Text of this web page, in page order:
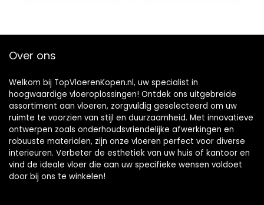
poppenhuis
Over ons
Welkom bij TopVloerenKopen.nl, uw specialist in
hoogwaardige vloeroplossingen! Ontdek ons uitgebreide
assortiment aan vloeren, zorgvuldig geselecteerd om uw
ruimte te voorzien van stijl en duurzaamheid. Met innovatieve
ontwerpen zoals onderhoudsvriendelijke afwerkingen en
robuuste materialen, zijn onze vloeren perfect voor diverse
interieuren. Verbeter de esthetiek van uw huis of kantoor en
vind de ideale vloer die aan uw specifieke wensen voldoet
door bij ons te winkelen!